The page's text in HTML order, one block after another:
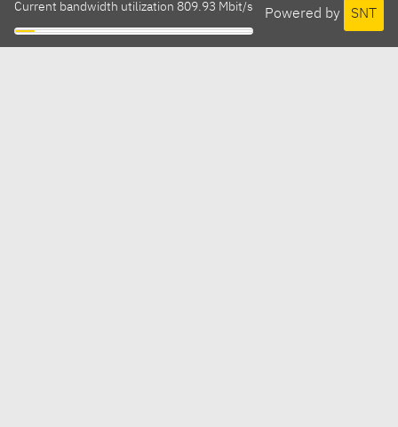
Powered by SNT
Current bandwidth utilization 809.93 Mbit/s